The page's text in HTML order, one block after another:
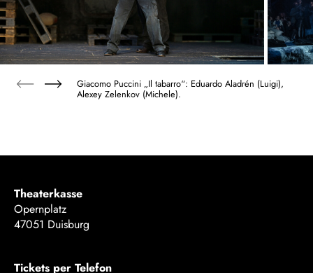
Giacomo Puccini „Il tabarro“: Eduardo Aladrén (Luigi),
Alexey Zelenkov (Michele).
Theaterkasse
Opernplatz
47051 Duisburg
Tickets per Telefon